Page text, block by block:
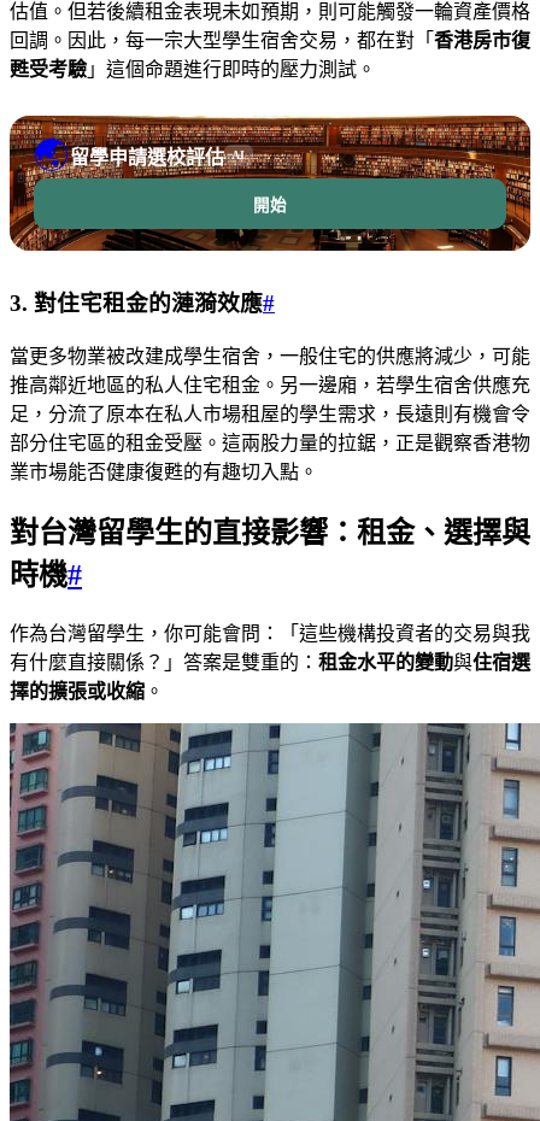
估值。但若後續租金表現未如預期，則可能觸發一輪資產價格
回調。因此，每一宗大型學生宿舍交易，都在對「 香港房市復
甦受考驗 」這個命題進行即時的壓力測試。
🌏留學申請選校評估 AI
開始
3. 對住宅租金的漣漪效應#
當更多物業被改建成學生宿舍，一般住宅的供應將減少，可能
推高鄰近地區的私人住宅租金。另一邊廂，若學生宿舍供應充
足，分流了原本在私人市場租屋的學生需求，長遠則有機會令
部分住宅區的租金受壓。這兩股力量的拉鋸，正是觀察香港物
業市場能否健康復甦的有趣切入點。
對台灣留學生的直接影響：租金、選擇與
時機#
作為台灣留學生，你可能會問：「這些機構投資者的交易與我
有什麼直接關係？」答案是雙重的： 租金水平的變動與住宿選
擇的擴張或收縮 。